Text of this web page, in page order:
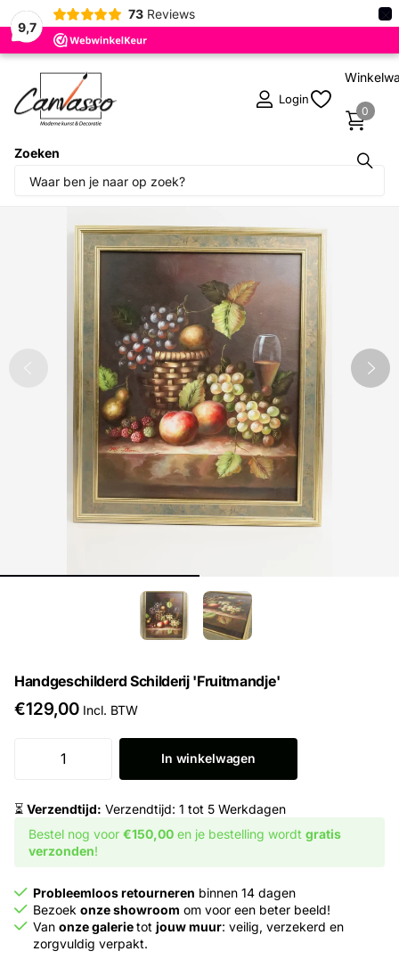
9,7
73 Reviews ×
Zoeken
Login
0
Deel dit product
Handgeschilderd Schilderij 'Fruitmandje'
€129,00 Incl. BTW
In winkelwagen
⏳ Verzendtijd: Verzendtijd: 1 tot 5 Werkdagen
Bestel nog voor €150,00 en je bestelling wordt gratis
verzonden!
Probleemloos retourneren binnen 14 dagen
Bezoek onze showroom om voor een beter beeld!
Van onze galerietot jouw muur: veilig, verzekerd en
zorgvuldig verpakt.